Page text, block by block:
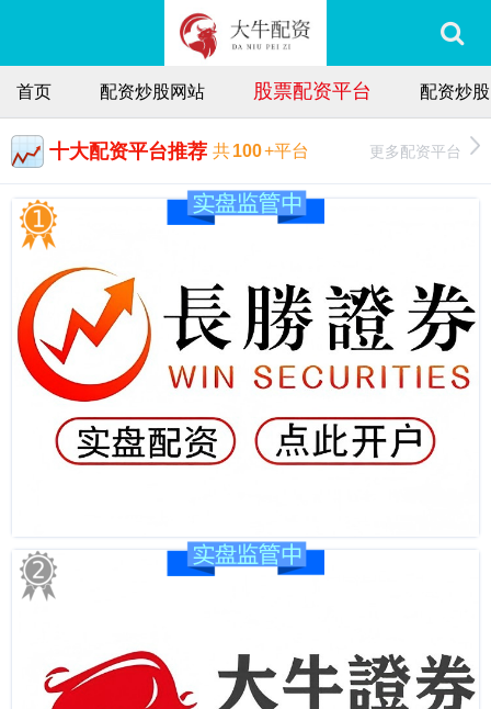
首页 配资炒股网站 股票配资平台 配资炒股
十大配资平台推荐 共100+平台 更多配资平台